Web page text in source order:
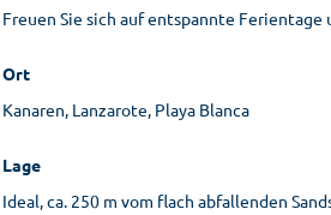
Freuen Sie sich auf entspannte
Ort
Kanaren, Lanzarote, Playa Blanca
Lage
Ideal, ca. 250 m vom flach abfallenden